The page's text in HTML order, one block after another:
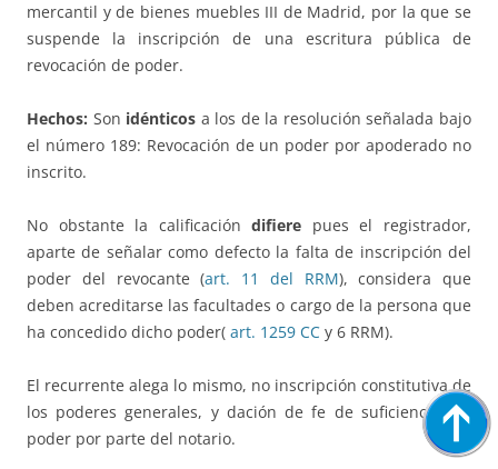
mercantil y de bienes muebles III de Madrid, por la que se
suspende la inscripción de una escritura pública de
revocación de poder.
Hechos: Son idénticos a los de la resolución señalada bajo
el número 189: Revocación de un poder por apoderado no
inscrito.
No obstante la calificacióndifiere pues el registrador,
aparte de señalar como defecto la falta de inscripción del
poder del revocante (art. 11 del RRM), considera que
deben acreditarse las facultades o cargo de la persona que
ha concedido dicho poder( art. 1259 CC y 6 RRM).
El recurrente alega lo mismo, no inscripción constitutiva de
los poderes generales, y dación de fe de suficiencia del
poder por parte del notario.